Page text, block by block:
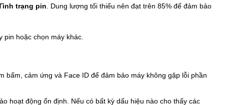
trạng pin . Dung lượng tối thiểu nên đạt trên 85% để đảm bảo
hoặc chọn máy khác.
bấm, cảm ứng và Face ID để đảm bảo máy không gặp lỗi phần
hoạt động ổn định. Nếu có bất kỳ dấu hiệu nào cho thấy các